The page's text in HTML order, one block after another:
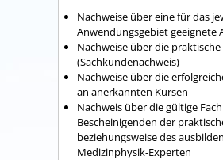
Nachweise über eine für das
Anwendungsgebiet geeignete
Nachweise über die
(Sachkundenachweis)
Nachweise über die
an anerkannten Kursen
Nachweis über die gültige
Bescheinigenden der
beziehungsweise des
Medizinphysik-Experten